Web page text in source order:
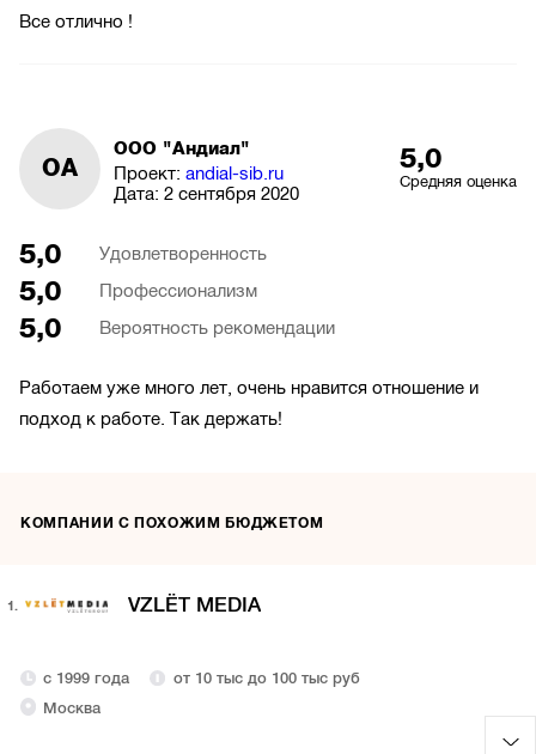
Все отлично !
ОА
ООО "Андиал"
Проект: andial-sib.ru
Дата: 2 сентября 2020
5,0
Средняя оценка
5,0 Удовлетворенность
5,0 Профессионализм
5,0 Вероятность рекомендации
Работаем уже много лет, очень нравится отношение и
подход к работе. Так держать!
КОМПАНИИ С ПОХОЖИМ БЮДЖЕТОМ
1. VZLЁT MEDIA
с 1999 года
от 10 тыс до 100 тыс руб
Москва